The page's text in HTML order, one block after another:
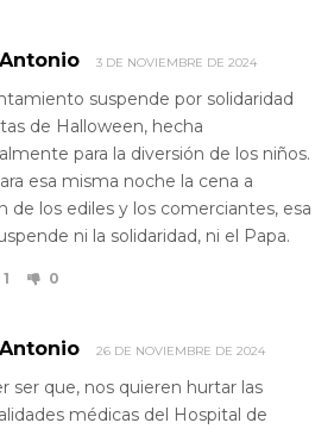
3 DE NOVIEMBRE DE 2024
suspende por solidaridad
de Halloween, hecha
para la diversión de los niños.
esa misma noche la cena a
de los ediles y los comerciantes, esa
ni la solidaridad, ni el Papa.
1 0
26 DE NOVIEMBRE DE 2024
ser que, nos quieren hurtar las
médicas del Hospital de